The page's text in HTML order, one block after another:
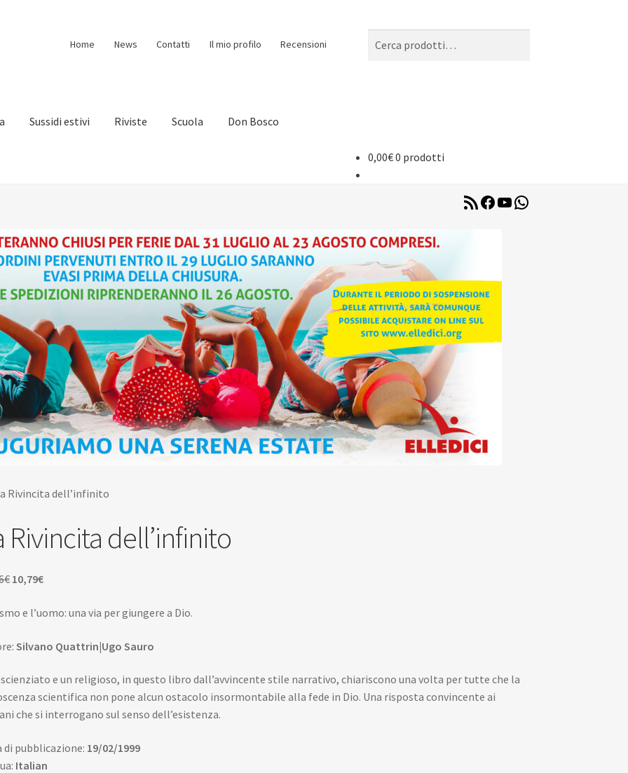
Home News Contatti Il mio profilo Recensioni
Sussidi estivi Riviste Scuola Don Bosco
0,00€0 prodotti
RSS Facebook
YouTube
Rivincita dell’infinito
Rivincita dell’infinito
€ Il
originale
11,36€.
10,79€Il
attuale
10,79€.
e l’uomo: una via per giungere a Dio.
Silvano Quattrin|Ugo Sauro
e un religioso, in questo libro dall’avvincente stile narrativo, chiariscono una volta per tutte che la
scientifica non pone alcun ostacolo insormontabile alla fede in Dio. Una risposta convincente ai
che si interrogano sul senso dell’esistenza.
di pubblicazione: 19/02/1999
Italian